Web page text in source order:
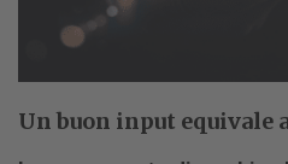
Un buon input equivale